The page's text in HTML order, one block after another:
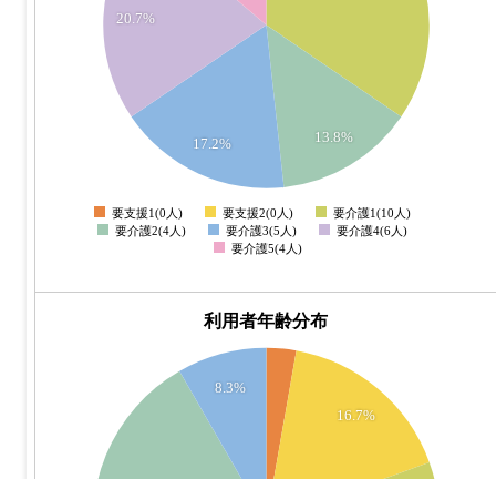
13.8%
17.2%
20.7%
0
要支援1(0人) 要支援2(0人)
要介護1(10人)
要介護2(4人)
要介護3(5人)
要介護4(6人)
要介護5(4人)
利用者年齢分布
16.7%
8.3%